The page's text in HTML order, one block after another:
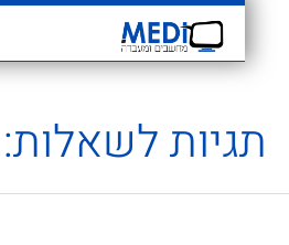
תגיות לשאלות: